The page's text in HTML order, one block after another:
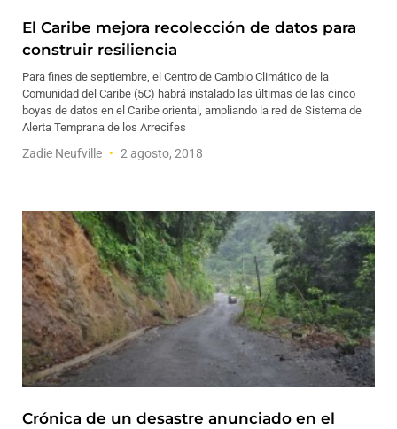
El Caribe mejora recolección de datos para
construir resiliencia
Para fines de septiembre, el Centro de Cambio Climático de la
Comunidad del Caribe (5C) habrá instalado las últimas de las cinco
boyas de datos en el Caribe oriental, ampliando la red de Sistema de
Alerta Temprana de los Arrecifes
Zadie Neufville 2 agosto, 2018
Crónica de un desastre anunciado en el